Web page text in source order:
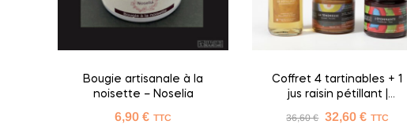
Bougie artisanale à la
noisette – Noselia
6,90 € TTC
Coffret 4 tartinables + 1
jus raisin pétillant |
Tartines & Bulles
36,60€ 32,60 € TTC